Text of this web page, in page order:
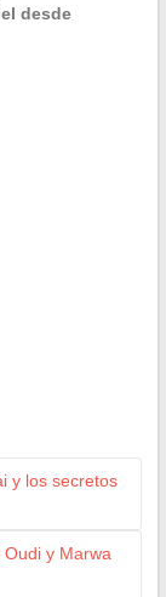
desde
y los secretos
y Marwa